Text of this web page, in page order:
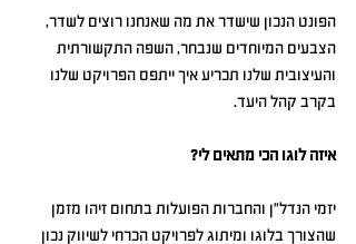
הפונט הנכון שישדר את מה שאנחנו רוצים לשדר,
הצבעים המיוחדים שנבחר, השפה התקשורתית
והעיצובית שלנו תכריע איך ייתפס הפרויקט שלנו
בקרב קהל היעד.
איזה לוגו הכי מתאים לי?
יזמי הנדל"ן והחברות הפועלות בתחום זיהו מזמן
שהצורך בלוגו ומיתוג לפרויקט הכרחי לשיווק נכון